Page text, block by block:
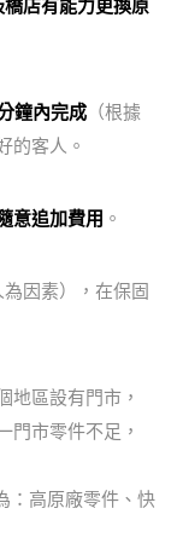
橋店有能力更換原
鐘內完成 （根據
的客人。
意追加費用 。
為因素），在保固
地區設有門市，
門市零件不足，
：高原廠零件、快